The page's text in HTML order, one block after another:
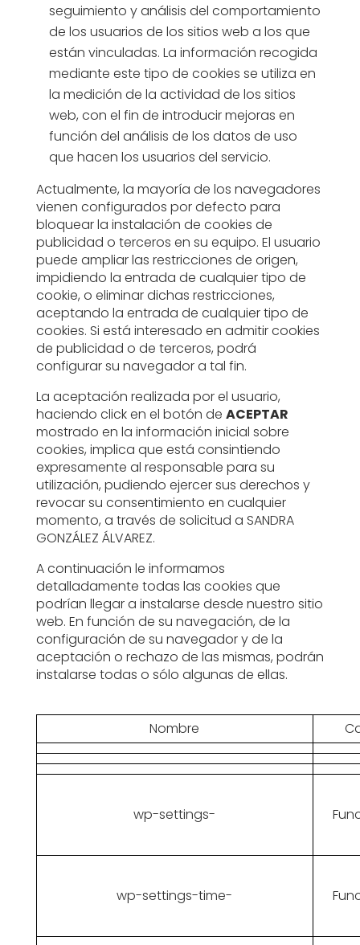
seguimiento y análisis del comportamiento
de los usuarios de los sitios web a los que
están vinculadas. La información recogida
mediante este tipo de cookies se utiliza en
la medición de la actividad de los sitios
web, con el fin de introducir mejoras en
función del análisis de los datos de uso
que hacen los usuarios del servicio.
Actualmente, la mayoría de los navegadores
vienen configurados por defecto para
bloquear la instalación de cookies de
publicidad o terceros en su equipo. El usuario
puede ampliar las restricciones de origen,
impidiendo la entrada de cualquier tipo de
cookie, o eliminar dichas restricciones,
aceptando la entrada de cualquier tipo de
cookies. Si está interesado en admitir cookies
de publicidad o de terceros, podrá
configurar su navegador a tal fin.
La aceptación realizada por el usuario,
haciendo click en el botón de ACEPTAR
mostrado en la información inicial sobre
cookies, implica que está consintiendo
expresamente al responsable para su
utilización, pudiendo ejercer sus derechos y
revocar su consentimiento en cualquier
momento, a través de solicitud a SANDRA
GONZÁLEZ ÁLVAREZ.
A continuación le informamos
detalladamente todas las cookies que
podrían llegar a instalarse desde nuestro sitio
web. En función de su navegación, de la
configuración de su navegador y de la
aceptación o rechazo de las mismas, podrán
instalarse todas o sólo algunas de ellas.
Nombre
wp-settings-
wp-settings-time-